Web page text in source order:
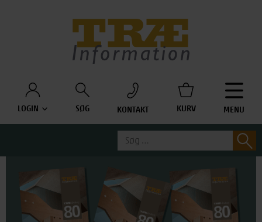
LOGIN SØG KONTAKT KURV MENU
Søg
efter: